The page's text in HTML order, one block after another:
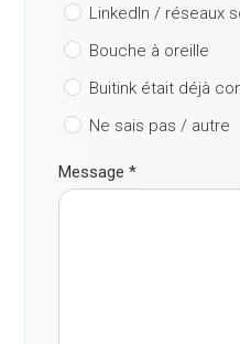
LinkedIn / réseaux
Bouche à oreille
Buitink était déjà
Ne sais pas / autre
Message*